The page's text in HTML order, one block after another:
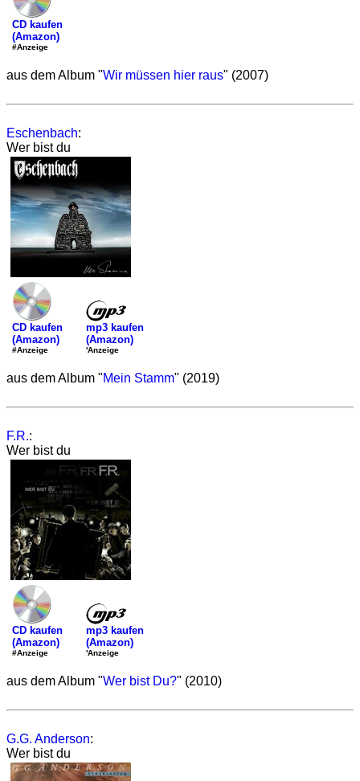
CD kaufen
(Amazon)
#Anzeige
aus dem Album "Wir müssen hier raus" (2007)
Eschenbach:
Wer bist du
CD kaufen
(Amazon)
#Anzeige
mp3 kaufen
(Amazon)
'Anzeige
aus dem Album "Mein Stamm" (2019)
F.R.:
Wer bist du
CD kaufen
(Amazon)
#Anzeige
mp3 kaufen
(Amazon)
'Anzeige
aus dem Album "Wer bist Du?" (2010)
G.G. Anderson:
Wer bist du